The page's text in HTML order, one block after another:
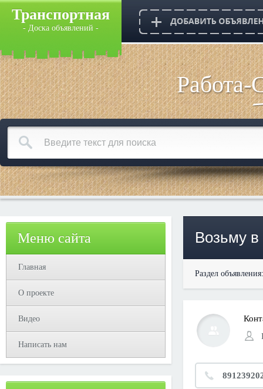
Транспортная
- Доска объявлений -
Меню сайта
Главная
О проекте
Видео
Написать нам
Возьму в
Раздел